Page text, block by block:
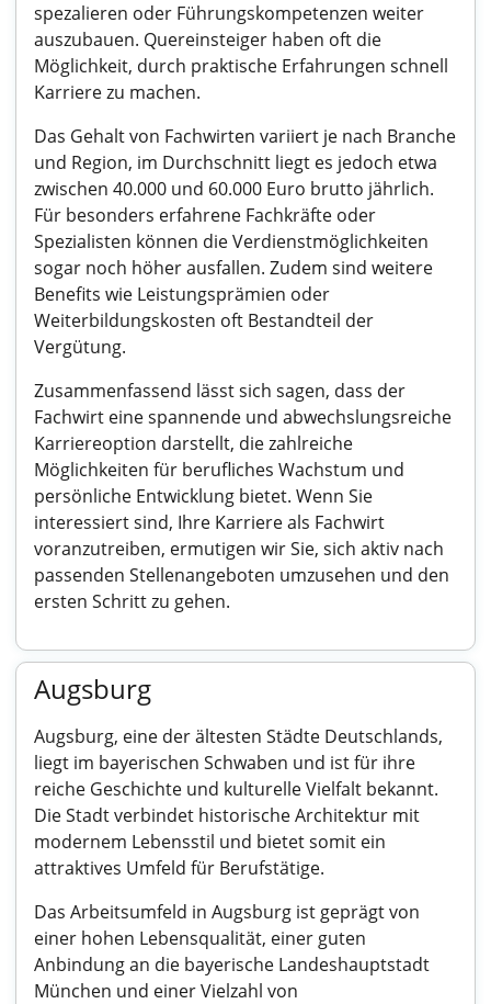
spezalieren oder Führungskompetenzen weiter
auszubauen. Quereinsteiger haben oft die
Möglichkeit, durch praktische Erfahrungen schnell
Karriere zu machen.
Das Gehalt von Fachwirten variiert je nach Branche
und Region, im Durchschnitt liegt es jedoch etwa
zwischen 40.000 und 60.000 Euro brutto jährlich.
Für besonders erfahrene Fachkräfte oder
Spezialisten können die Verdienstmöglichkeiten
sogar noch höher ausfallen. Zudem sind weitere
Benefits wie Leistungsprämien oder
Weiterbildungskosten oft Bestandteil der
Vergütung.
Zusammenfassend lässt sich sagen, dass der
Fachwirt eine spannende und abwechslungsreiche
Karriereoption darstellt, die zahlreiche
Möglichkeiten für berufliches Wachstum und
persönliche Entwicklung bietet. Wenn Sie
interessiert sind, Ihre Karriere als Fachwirt
voranzutreiben, ermutigen wir Sie, sich aktiv nach
passenden Stellenangeboten umzusehen und den
ersten Schritt zu gehen.
Augsburg
Augsburg, eine der ältesten Städte Deutschlands,
liegt im bayerischen Schwaben und ist für ihre
reiche Geschichte und kulturelle Vielfalt bekannt.
Die Stadt verbindet historische Architektur mit
modernem Lebensstil und bietet somit ein
attraktives Umfeld für Berufstätige.
Das Arbeitsumfeld in Augsburg ist geprägt von
einer hohen Lebensqualität, einer guten
Anbindung an die bayerische Landeshauptstadt
München und einer Vielzahl von